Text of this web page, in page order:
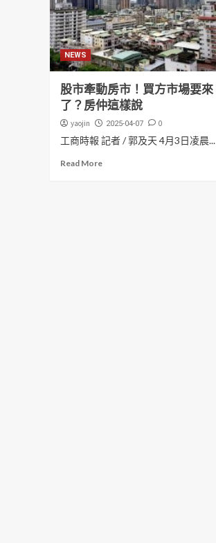
NEWS
股市牽動房市！買方市場要來
了？房仲這樣說
yaojin 2025-04-07 0
工商時報 記者 / 郭及天 4月3日凌晨...
Read More